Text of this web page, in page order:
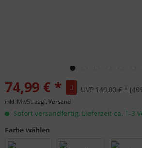
74,99 € * UVP 149,00 € *
inkl. MwSt. zzgl. Versand
Sofort versandfertig, Lieferzeit ca. 1-3
Farbe wählen